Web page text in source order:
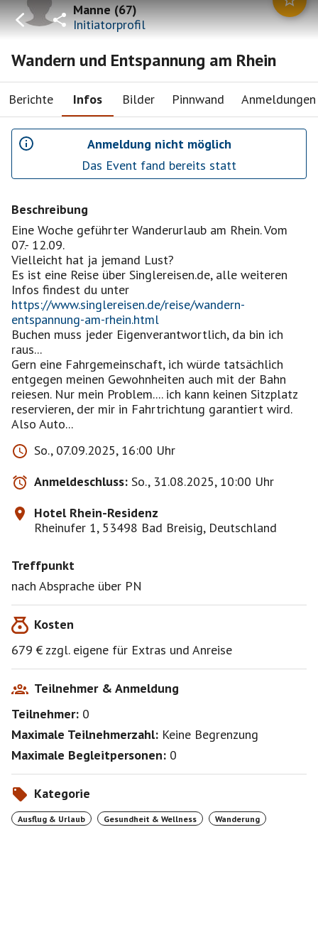
Manne(67)
Initiatorprofil
Wandern und Entspannung am Rhein
Berichte Infos Bilder Pinnwand Anmeldungen
Anmeldung nicht möglich
Das Event fand bereits statt
Beschreibung
Eine Woche geführter Wanderurlaub am Rhein. Vom
07.- 12.09.
Vielleicht hat ja jemand Lust?
Es ist eine Reise über Singlereisen.de, alle weiteren
https://www.singlereisen.de/reise/wandern-
entspannung-am-rhein.html
Buchen muss jeder Eigenverantwortlich, da bin ich
raus...
Gern eine Fahrgemeinschaft, ich würde tatsächlich
entgegen meinen Gewohnheiten auch mit der Bahn
reiesen. Nur mein Problem.... ich kann keinen Sitzplatz
reservieren, der mir in Fahrtrichtung garantiert wird.
Also Auto...
So., 07.09.2025, 16:00 Uhr
Anmeldeschluss: So., 31.08.2025, 10:00 Uhr
Hotel Rhein-Residenz
Rheinufer 1, 53498 Bad Breisig, Deutschland
Treffpunkt
nach Absprache über PN
Kosten
679 € zzgl. eigene für Extras und Anreise
Teilnehmer & Anmeldung
Teilnehmer: 0
Maximale Teilnehmerzahl: Keine Begrenzung
Maximale Begleitpersonen: 0
Kategorie
Ausflug & Urlaub Gesundheit & Wellness Wanderung